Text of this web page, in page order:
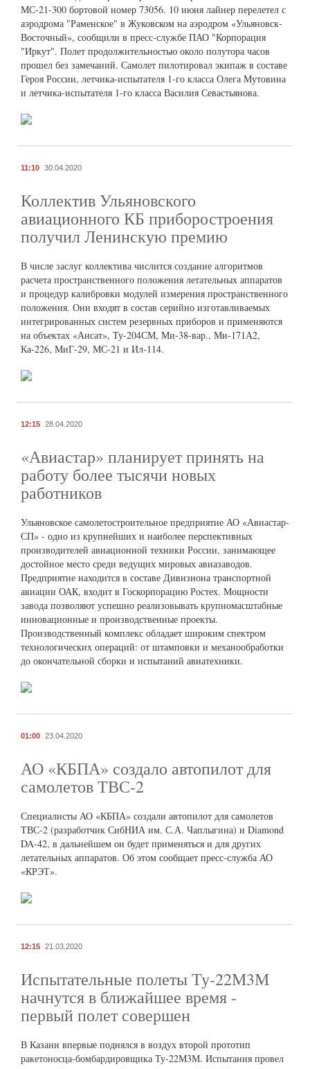
МС-21-300 бортовой номер 73056. 10 июня лайнер перелетел с
аэродрома "Раменское" в Жуковском на аэродром «Ульяновск-
Восточный», сообщили в пресс-службе ПАО "Корпорация
"Иркут". Полет продолжительностью около полутора часов
прошел без замечаний. Самолет пилотировал экипаж в составе
Героя России, летчика-испытателя 1-го класса Олега Мутовина
и летчика-испытателя 1-го класса Василия Севастьянова.
11:10 30.04.2020
Коллектив Ульяновского
авиационного КБ приборостроения
получил Ленинскую премию
В числе заслуг коллектива числится создание алгоритмов
расчета пространственного положения летательных аппаратов
и процедур калибровки модулей измерения пространственного
положения. Они входят в состав серийно изготавливаемых
интегрированных систем резервных приборов и применяются
на объектах «Ансат», Ту-204СМ, Ми-38-вар., Ми-171А2,
Ка-226, МиГ-29, МС-21 и Ил‑114.
12:15 28.04.2020
«Авиастар» планирует принять на
работу более тысячи новых
работников
Ульяновское самолетостроительное предприятие АО «Авиастар-
СП» - одно из крупнейших и наиболее перспективных
производителей авиационной техники России, занимающее
достойное место среди ведущих мировых авиазаводов.
Предприятие находится в составе Дивизиона транспортной
авиации ОАК, входит в Госкорпорацию Ростех. Мощности
завода позволяют успешно реализовывать крупномасштабные
инновационные и производственные проекты.
Производственный комплекс обладает широким спектром
технологических операций: от штамповки и механообработки
до окончательной сборки и испытаний авиатехники.
01:00 23.04.2020
АО «КБПА» создало автопилот для
самолетов ТВС-2
Специалисты АО «КБПА» создали автопилот для самолетов
ТВС-2 (разработчик СибНИА им. С.А. Чаплыгина) и Diamond
DA-42, в дальнейшем он будет применяться и для других
летательных аппаратов. Об этом сообщает пресс-служба АО
«КРЭТ».
12:15 21.03.2020
Испытательные полеты Ту-22М3М
начнутся в ближайшее время -
первый полет совершен
В Казани впервые поднялся в воздух второй прототип
ракетоносца-бомбардировщика Ту-22М3М. Испытания провел